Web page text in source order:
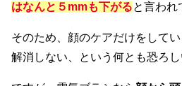
はなんと５mmも下がると言われ
そのため、顔のケアだけをして
解消しない、という何とも恐ろ